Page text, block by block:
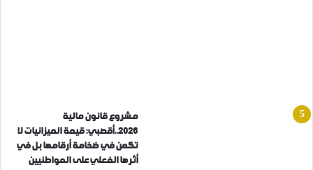
مشروع قانون مالية
2026..أقصبي: قيمة الميزانيات لا
تكمن في ضخامة أرقامها بل في
أثرها الفعلي على المواطنيين